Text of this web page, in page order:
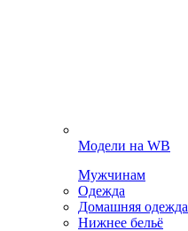
Модели на WB
Мужчинам
Одежда
Домашняя одежда
Нижнее бельё